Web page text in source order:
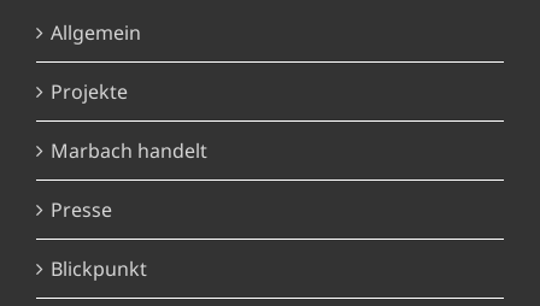
Allgemein
Projekte
Marbach handelt
Presse
Blickpunkt